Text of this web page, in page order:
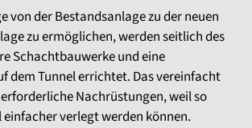
von der Bestandsanlage zu der neuen
zu ermöglichen, werden seitlich des
Schachtbauwerke und eine
dem Tunnel errichtet. Das vereinfacht
Nachrüstungen, weil so
verlegt werden können.